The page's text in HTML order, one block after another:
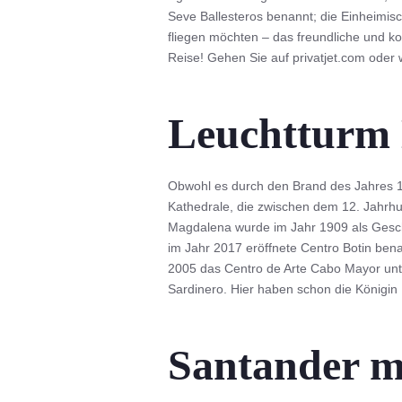
Seve Ballesteros benannt; die
fliegen möchten – das freundliche und
Reise! Gehen Sie auf privatjet.com
Leuchtturm
Obwohl es durch den Brand des Jahres
Kathedrale, die zwischen dem 12.
Magdalena wurde im Jahr 1909 als
im Jahr 2017 eröffnete Centro Botin
2005 das Centro de Arte Cabo Mayor
Sardinero. Hier haben schon die
Santander